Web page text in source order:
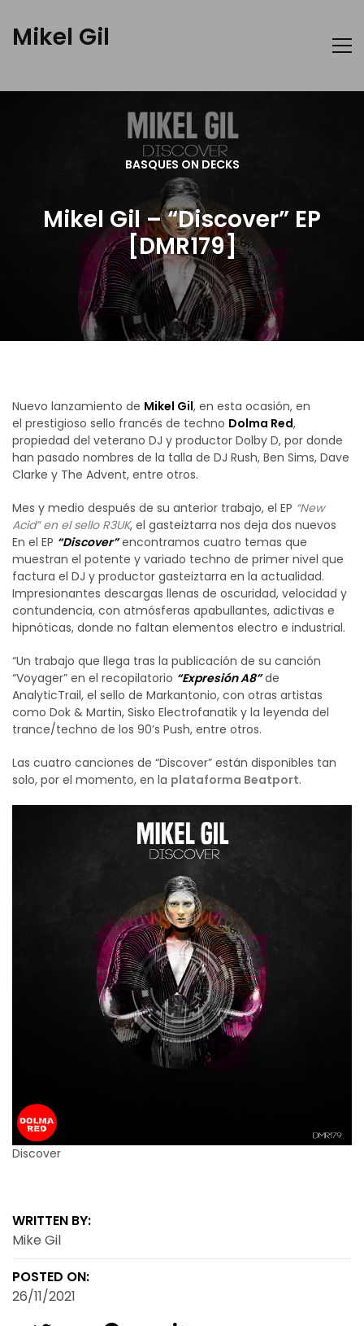
Mikel Gil
BASQUES ON DECKS
Mikel Gil – “Discover” EP
[DMR179]
Nuevo lanzamiento de Mikel Gil, en esta ocasión, en
el prestigioso sello francés de techno Dolma Red,
propiedad del veterano DJ y productor Dolby D, por donde
han pasado nombres de la talla de DJ Rush, Ben Sims, Dave
Clarke y The Advent, entre otros.
Mes y medio después de su anterior trabajo, el EP “New
Acid” en el sello R3UK, el gasteiztarra nos deja dos nuevos
En el EP “Discover”encontramos cuatro temas que
muestran el potente y variado techno de primer nivel que
factura el DJ y productor gasteiztarra en la actualidad.
Impresionantes descargas llenas de oscuridad, velocidad y
contundencia, con atmósferas apabullantes, adictivas e
hipnóticas, donde no faltan elementos electro e industrial.
“Un trabajo que llega tras la publicación de su canción
“Voyager” en el recopilatorio “Expresión A8”de
AnalyticTrail, el sello de Markantonio, con otras artistas
como Dok & Martin, Sisko Electrofanatik y la leyenda del
trance/techno de los 90’s Push, entre otros.
Las cuatro canciones de “Discover” están disponibles tan
solo, por el momento, en la plataforma Beatport.
Discover
WRITTEN BY:
Mike Gil
POSTED ON:
26/11/2021